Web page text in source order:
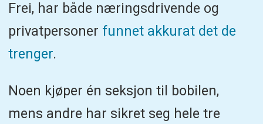
Frei, har både næringsdrivende og
privatpersoner funnet akkurat det de
trenger.
Noen kjøper én seksjon til bobilen,
mens andre har sikret seg hele tre